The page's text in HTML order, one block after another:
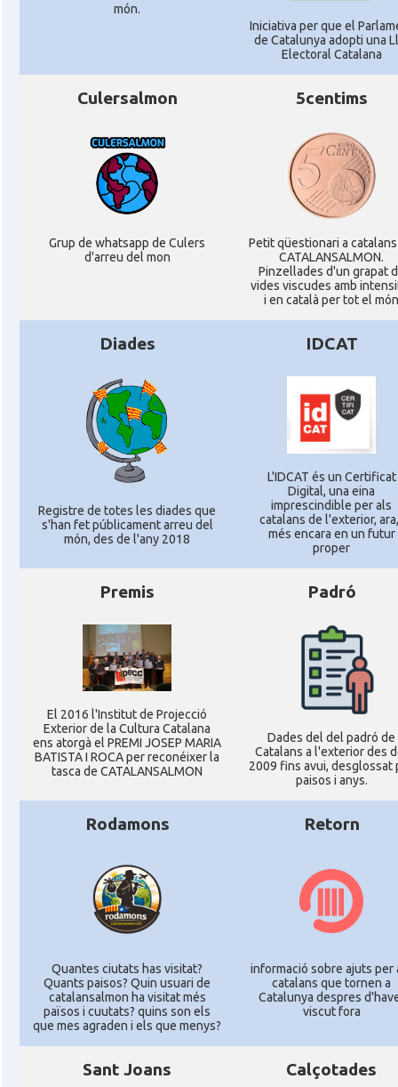
món.
Iniciativa per que el
de Catalunya adopti una
Electoral Catalana
Culersalmon
Grup de whatsapp de Culers
d'arreu del mon
5centims
Petit qüestionari a
CATALANSALMON.
Pinzellades d'un grapat
vides viscudes amb
i en català per tot el món
Diades
Registre de totes les diades que
s'han fet públicament arreu del
món, des de l'any 2018
IDCAT
L'IDCAT és un Certificat
Digital, una eina
imprescindible per als
catalans de l'exterior,
més encara en un futur
proper
Premis
El 2016 l'Institut de Projecció
Exterior de la Cultura Catalana
ens atorgà el PREMI JOSEP MARIA
BATISTA I ROCA per reconéixer la
tasca de CATALANSALMON
Padró
Dades del del padró de
Catalans a l'exterior des
2009 fins avui, desglossat
paisos i anys.
Rodamons
Quantes ciutats has visitat?
Quants paisos? Quin usuari de
catalansalmon ha visitat més
països i cuutats? quins son els
que mes agraden i els que menys?
Retorn
informació sobre ajuts per
catalans que tornen a
Catalunya despres
viscut fora
Sant Joans Calçotades